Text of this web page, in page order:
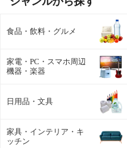
食品・飲料・グルメ
家電・PC・スマホ周辺
機器・楽器
日用品・文具
家具・インテリア・キ
ッチン